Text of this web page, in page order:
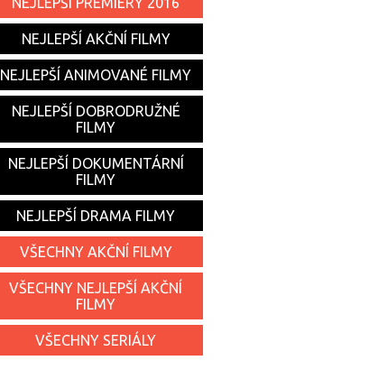
NEJLEPŠÍ AKČNÍ FILMY
NEJLEPŠÍ ANIMOVANÉ FILMY
NEJLEPŠÍ DOBRODRUŽNÉ
FILMY
NEJLEPŠÍ DOKUMENTÁRNÍ
FILMY
NEJLEPŠÍ DRAMA FILMY
VŠECHNY AKČNÍ FILMY
VŠECHNY NEJLEPŠÍ AKČNÍ
FILMY
VŠECHNY SERIÁLY